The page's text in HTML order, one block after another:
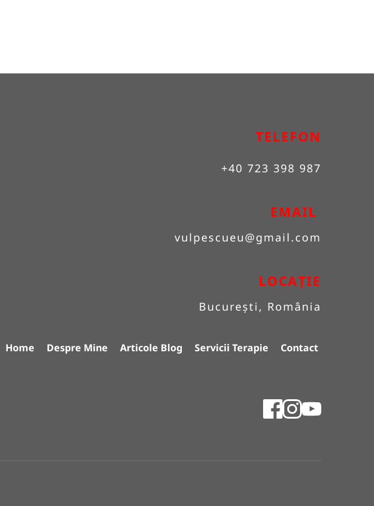
TELEFON
+40 723 398 987
EMAIL
vulpescueu@gmail.com
LOCAȚIE
București, România
Home Despre Mine Articole Blog Servicii Terapie Contact